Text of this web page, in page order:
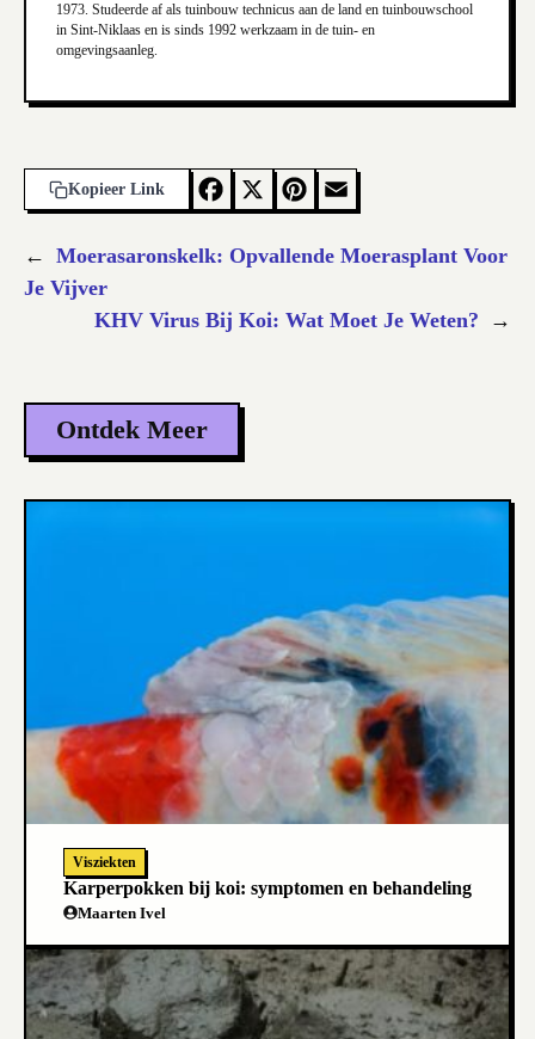
1973. Studeerde af als tuinbouw technicus aan de land en tuinbouwschool
in Sint-Niklaas en is sinds 1992 werkzaam in de tuin- en
omgevingsaanleg.
Kopieer Link
F
c
e
o
k
X Pi
er
es
E
ai
l
← Moerasaronskelk: Opvallende Moerasplant Voor
Je Vijver
KHV Virus Bij Koi: Wat Moet Je Weten?
→
Ontdek Meer
Visziekten
Karperpokken bij koi: symptomen en behandeling
Maarten Ivel